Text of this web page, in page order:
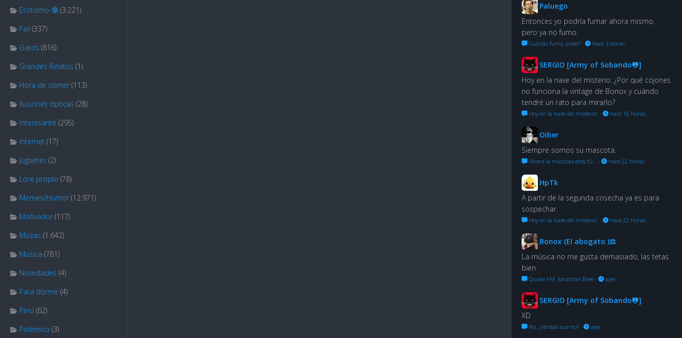
Erotismo 🔞 (3.221)
Fail (337)
Gatos (816)
Grandes Relatos (1)
Hora de comer (113)
Ilusiones ópticas (28)
Interesante (295)
Internet (17)
Juguetes (2)
Lore propio (78)
Memes/Humor (12.971)
Motivador (117)
Mozas (1.642)
Música (781)
Novedades (4)
Para dormir (4)
Perú (62)
Polémico (3)
Paluego
Entonces yo podría fumar ahora mismo,
pero ya no fumo.
Cuándo fuma usted? · hace 3 horas
SERGIO [Army of Sobando🐸]
Hoy en la nave del misterio: ¿Por qué cojones
no funciona la vintage de Bonox y cuándo
tendré un rato para mirarlo?
Hoy en la nave del misterio: · hace 16 horas
Oiher
Siempre somos su mascota.
Ahora la mascota eres tú… · hace 22 horas
HpTk
A partir de la segunda cosecha ya es para
sospechar.
Hoy en la nave del misterio: · hace 22 horas
Bonox (El abogato )⚖
La música no me gusta demasiado, las tetas
bien.
Quake FM: Jonathan Bree · ayer
SERGIO [Army of Sobando🐸]
XD
No. ¿Verdad que no? · ayer